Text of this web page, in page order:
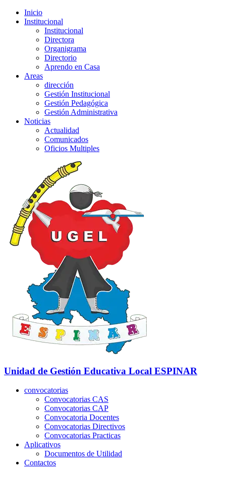
Inicio
Institucional
Institucional
Directora
Organigrama
Directorio
Aprendo en Casa
Areas
dirección
Gestión Institucional
Gestión Pedagógica
Gestión Administrativa
Noticias
Actualidad
Comunicados
Oficios Multiples
Unidad de Gestión Educativa Local ESPINAR
convocatorias
Convocatorias CAS
Convocatorias CAP
Convocatoria Docentes
Convocatorias Directivos
Convocatorias Practicas
Aplicativos
Documentos de Utilidad
Contactos